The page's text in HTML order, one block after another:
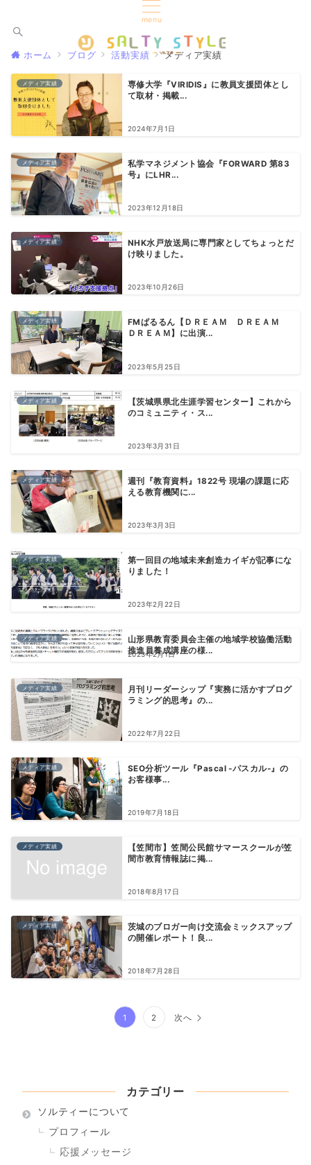
menu
ホーム ブログ 活動実績 メディア実績
メディア実績
専修大学『VIRIDIS』に教員支援団体とし
て取材・掲載...
2024年7月1日
メディア実績
私学マネジメント協会『FORWARD 第83
号』にLHR...
2023年12月18日
メディア実績
NHK水戸放送局に専門家としてちょっとだ
け映りました。
2023年10月26日
メディア実績
FMぱるるん【ＤＲＥＡＭ ＤＲＥＡＭ
ＤＲＥＡＭ】に出演...
2023年5月25日
メディア実績
【茨城県県北生涯学習センター】これから
のコミュニティ・ス...
2023年3月31日
メディア実績
週刊『教育資料』1822号 現場の課題に応
える教育機関に...
2023年3月3日
メディア実績
第一回目の地域未来創造カイギが記事にな
りました！
2023年2月22日
メディア実績
山形県教育委員会主催の地域学校協働活動
推進員養成講座の様...
2023年2月1日
メディア実績
月刊リーダーシップ『実務に活かすプログ
ラミング的思考』の...
2022年7月22日
メディア実績
SEO分析ツール『Pascal -パスカル-』の
お客様事...
2019年7月18日
メディア実績
【笠間市】笠間公民館サマースクールが笠
間市教育情報誌に掲...
2018年8月17日
メディア実績
茨城のブロガー向け交流会ミックスアップ
の開催レポート！良...
2018年7月28日
ペ
ー
1 2 次へ
カテゴリー
ソルティーについて
プロフィール
応援メッセージ